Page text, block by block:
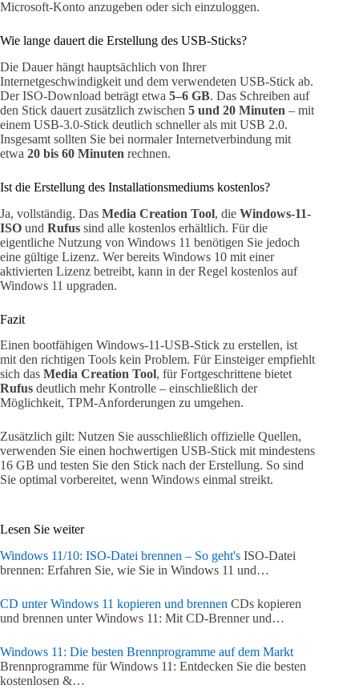
Microsoft-Konto anzugeben oder sich einzuloggen.
Wie lange dauert die Erstellung des USB-Sticks?
Die Dauer hängt hauptsächlich von Ihrer
Internetgeschwindigkeit und dem verwendeten USB-Stick ab.
Der ISO-Download beträgt etwa 5–6 GB. Das Schreiben auf
den Stick dauert zusätzlich zwischen 5 und 20 Minuten – mit
einem USB-3.0-Stick deutlich schneller als mit USB 2.0.
Insgesamt sollten Sie bei normaler Internetverbindung mit
etwa 20 bis 60 Minuten rechnen.
Ist die Erstellung des Installationsmediums kostenlos?
Ja, vollständig. Das Media Creation Tool, die Windows-11-
ISO und Rufus sind alle kostenlos erhältlich. Für die
eigentliche Nutzung von Windows 11 benötigen Sie jedoch
eine gültige Lizenz. Wer bereits Windows 10 mit einer
aktivierten Lizenz betreibt, kann in der Regel kostenlos auf
Windows 11 upgraden.
Fazit
Einen bootfähigen Windows-11-USB-Stick zu erstellen, ist
mit den richtigen Tools kein Problem. Für Einsteiger empfiehlt
sich das Media Creation Tool, für Fortgeschrittene bietet
Rufus deutlich mehr Kontrolle – einschließlich der
Möglichkeit, TPM-Anforderungen zu umgehen.
Zusätzlich gilt: Nutzen Sie ausschließlich offizielle Quellen,
verwenden Sie einen hochwertigen USB-Stick mit mindestens
16 GB und testen Sie den Stick nach der Erstellung. So sind
Sie optimal vorbereitet, wenn Windows einmal streikt.
Lesen Sie weiter
Windows 11/10: ISO-Datei brennen – So geht's ISO-Datei
brennen: Erfahren Sie, wie Sie in Windows 11 und…
CD unter Windows 11 kopieren und brennen CDs kopieren
und brennen unter Windows 11: Mit CD-Brenner und…
Windows 11: Die besten Brennprogramme auf dem Markt
Brennprogramme für Windows 11: Entdecken Sie die besten
kostenlosen &…